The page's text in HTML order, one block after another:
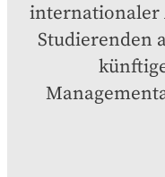
internationaler
Studierenden